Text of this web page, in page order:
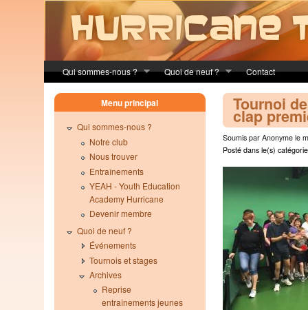
Qui sommes-nous ? Quoi de neuf ? Contact
Tournoi
clap
Soumis par Anonyme le
Posté dans le(s)
Menu principal
Qui sommes-nous ?
Notre club
Nous trouver
Entraînements
YEAH - Youth Education
Academy Hurricane
Devenir membre
Quoi de neuf ?
Événements
Tournois et stages
Archives
Reprise
entraînements jeunes